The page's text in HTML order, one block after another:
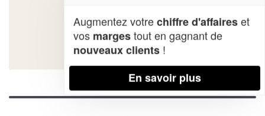
Leaflet| Map data ©OpenStreetMap contributors,CC-BY-SA
Augmentez votrechiffre d'affaireset
vos margestout en gagnant de
nouveaux clients !
En savoir plus